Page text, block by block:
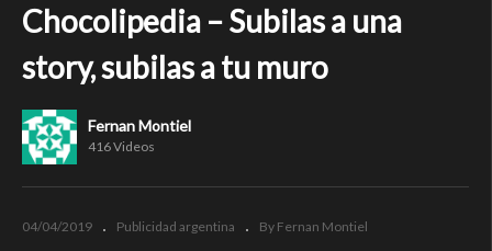
Chocolipedia – Subilas a una
story, subilas a tu muro
Fernan Montiel
416 Videos
04/04/2019 Publicidad argentina By Fernan Montiel